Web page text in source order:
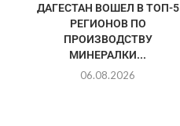
ДАГЕСТАН ВОШЕЛ В ТОП-5
РЕГИОНОВ ПО
ПРОИЗВОДСТВУ
МИНЕРАЛКИ...
06.08.2026